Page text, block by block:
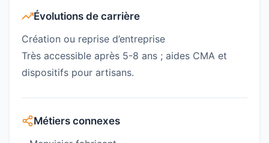
Évolutions de carrière
Création ou reprise d’entreprise
Très accessible après 5-8 ans ; aides CMA et
dispositifs pour artisans.
Métiers connexes